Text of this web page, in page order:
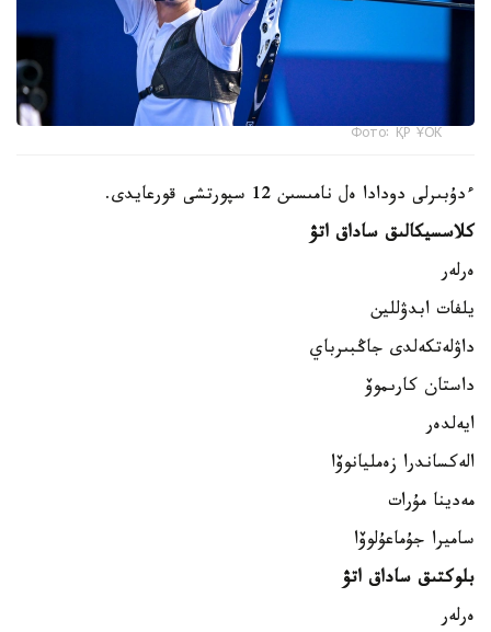
Фото: ҚР ҰОК
ءدۇبىرلى دودادا ەل نامىسىن 12 سپورتشى قورعايدى.
كلاسسيكالىق ساداق اتۋ
ەرلەر
يلفات ابدۋللين
داۋلەتكەلدى جاڭبىرباي
داستان كارىموۆ
ايەلدەر
الەكساندرا زەمليانوۆا
مەدينا مۇرات
ساميرا جۇماعۇلوۆا
بلوكتىق ساداق اتۋ
ەرلەر